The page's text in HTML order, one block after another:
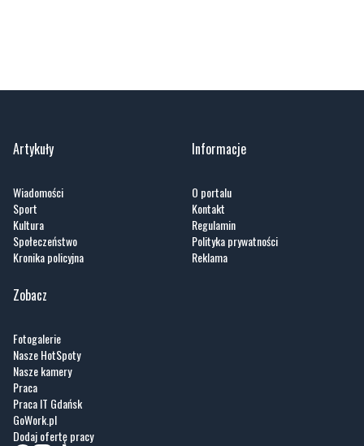
Artykuły
Wiadomości
Sport
Kultura
Społeczeństwo
Kronika policyjna
Informacje
O portalu
Kontakt
Regulamin
Polityka prywatności
Reklama
Zobacz
Fotogalerie
Nasze HotSpoty
Nasze kamery
Praca
Praca IT Gdańsk
GoWork.pl
Dodaj ofertę pracy